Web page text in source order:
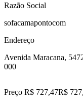
Razão Social
sofacamapontocom
Endereço
Avenida Maracana,
000
Preço R$ 727,47R$ 727,